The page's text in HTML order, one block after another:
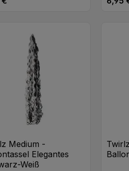
gewünschten
Stk
Medium -
Elegantes
Weiß